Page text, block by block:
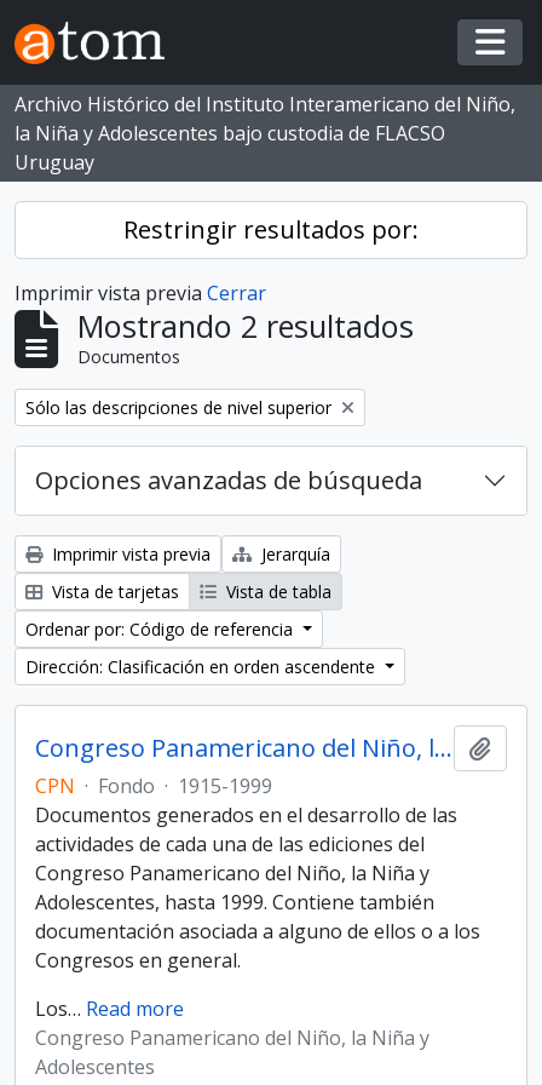
Skip to main content
Archivo Histórico del Instituto Interamericano del Niño,
la Niña y Adolescentes bajo custodia de FLACSO
Uruguay
Restringir resultados por:
Imprimir vista previa Cerrar
Mostrando 2 resultados
Documentos
Eliminar filtro:
Sólo las descripciones de nivel superior
Opciones avanzadas de búsqueda
Imprimir vista previa
Jerarquía
Vista de tarjetas
Vista de tabla
Ordenar por: Código de referencia
Dirección: Clasificación en orden ascendente
Congreso Panamericano del Niño, la Niña y Adolescentes
CPN · Fondo · 1915-1999
Documentos generados en el desarrollo de las
actividades de cada una de las ediciones del
Congreso Panamericano del Niño, la Niña y
Adolescentes, hasta 1999. Contiene también
documentación asociada a alguno de ellos o a los
Congresos en general.
Los… Read more
Congreso Panamericano del Niño, la Niña y
Adolescentes